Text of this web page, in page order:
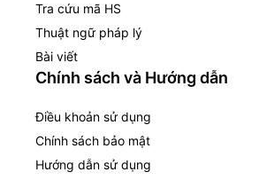
Tra cứu mã HS
Thuật ngữ pháp lý
Bài viết
Chính sách và Hướng dẫn
Điều khoản sử dụng
Chính sách bảo mật
Hướng dẫn sử dụng